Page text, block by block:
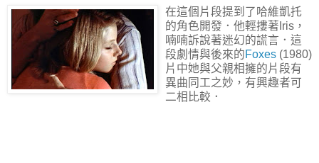
在這個片段提到了哈維凱托
的角色開發．他輕摟著Iris，
喃喃訴說著迷幻的謊言．這
段劇情與後來的Foxes (1980)
片中她與父親相擁的片段有
異曲同工之妙，有興趣者可
二相比較．